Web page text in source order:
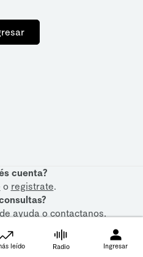
cuenta?
o registrate.
ayudaocontactanos.
leído Radio Ingresar